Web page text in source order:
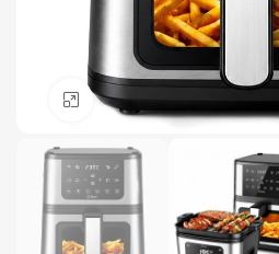
Click to enlarge